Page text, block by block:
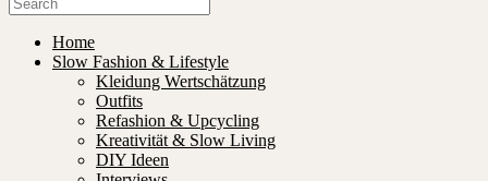
Home
Slow Fashion & Lifestyle
Kleidung Wertschätzung
Outfits
Refashion & Upcycling
Kreativität & Slow Living
DIY Ideen